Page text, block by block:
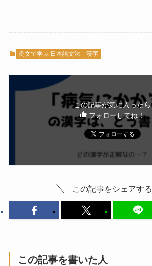
例文で学ぶ 日本語文法 漢字
この記事が気に入ったら
フォローしてね！
この記事をシェアする
この記事を書いた人